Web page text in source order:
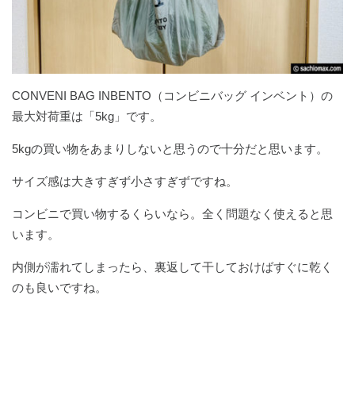
CONVENI BAG INBENTO（コンビニバッグ インベント）の
最大対荷重は「5kg」です。
5kgの買い物をあまりしないと思うので十分だと思います。
サイズ感は大きすぎず小さすぎずですね。
コンビニで買い物するくらいなら。全く問題なく使えると思
います。
内側が濡れてしまったら、裏返して干しておけばすぐに乾く
のも良いですね。